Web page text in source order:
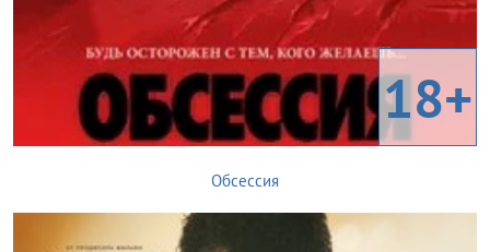
18+
Обсессия